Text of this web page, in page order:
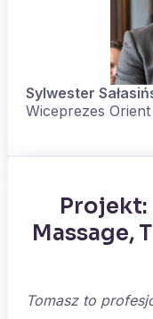
Sylwester
Wiceprezes Orient
Projekt:
Massage,
Tomasz to